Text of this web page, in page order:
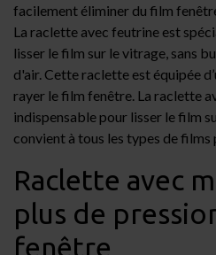
facilement éliminer du film
La raclette avec feutrine est
lisser le film sur le vitrage, sans
d'air. Cette raclette est équipée
rayer le film fenêtre. La raclette
indispensable pour lisser le film
convient à tous les types de
Raclette avec
plus de
fenêtre